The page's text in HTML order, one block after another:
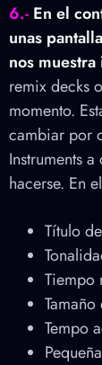
6.- En el
unas
nos
remix decks
momento.
cambiar por
Instruments
hacerse. En
Título
Tiempo
Tempo